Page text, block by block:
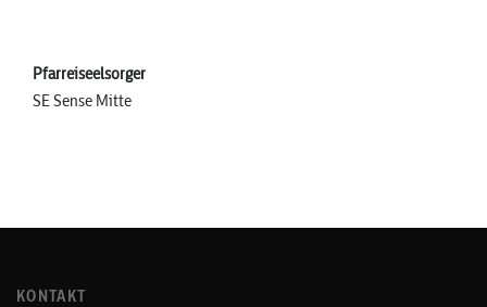
Pfarreiseelsorger
SE Sense Mitte
KONTAKT